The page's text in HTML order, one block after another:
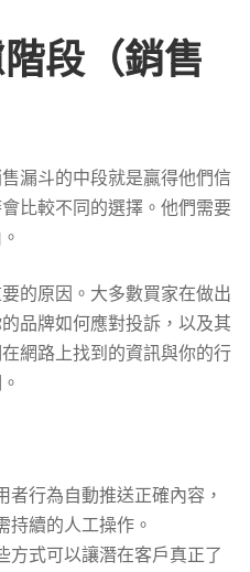
段（銷售
漏斗的中段就是贏得他們信
比較不同的選擇。他們需要
的原因。大多數買家在做出
品牌如何應對投訴，以及其
網路上找到的資訊與你的行
者行為自動推送正確內容，
持續的人工操作。
方式可以讓潛在客戶真正了